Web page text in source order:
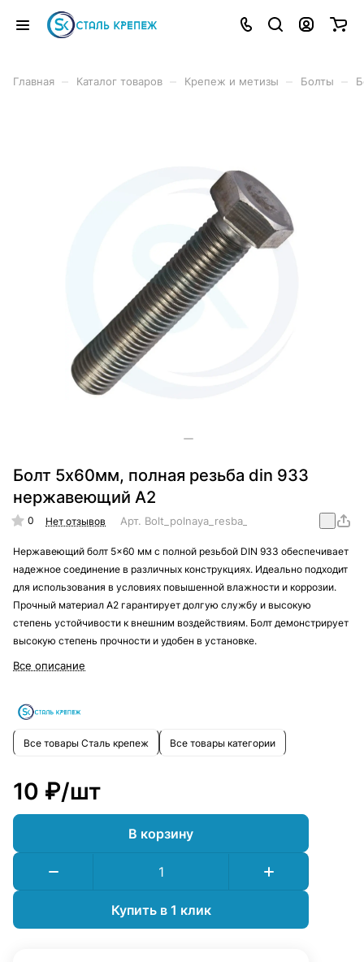
Главная Каталог товаров Крепеж и метизы Болты
Болт 5x60мм, полная резьба din 933
нержавеющий А2
0 Нет отзывов Арт.
Нержавеющий болт 5x60 мм с полной резьбой DIN 933 обеспечивает
надежное соединение в различных конструкциях. Идеально подходит
для использования в условиях повышенной влажности и коррозии.
Прочный материал А2 гарантирует долгую службу и высокую
степень устойчивости к внешним воздействиям. Болт демонстрирует
высокую степень прочности и удобен в установке.
Все описание
Все товары Сталь крепеж Все товары категории
10 ₽/шт
В корзину
Купить в 1 клик